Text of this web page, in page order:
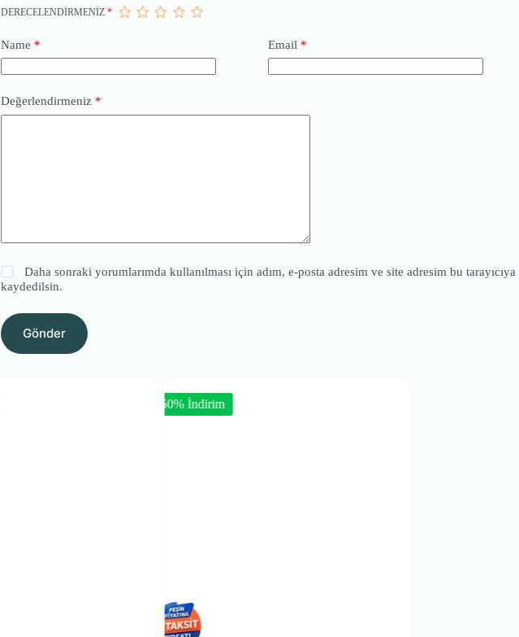
DERECELENDIRMENIZ *
Name * Email *
Değerlendirmeniz *
Daha sonraki yorumlarımda kullanılması için adım, e-posta adresim ve site adresim bu tarayıcıya
kaydedilsin.
Gönder